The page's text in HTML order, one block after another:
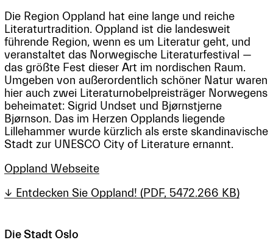
Die Region Oppland hat eine lange und reiche
Literaturtradition. Oppland ist die landesweit
führende Region, wenn es um Literatur geht, und
veranstaltet das Norwegische Literaturfestival —
das größte Fest dieser Art im nordischen Raum.
Umgeben von außerordentlich schöner Natur waren
hier auch zwei Literaturnobelpreisträger Norwegens
beheimatet: Sigrid Undset und Bjørnstjerne
Bjørnson. Das im Herzen Opplands liegende
Lillehammer wurde kürzlich als erste skandinavische
Stadt zur UNESCO City of Literature ernannt.
Oppland Webseite
↓ Entdecken Sie Oppland! (PDF, 5472.266 KB)
Die Stadt Oslo